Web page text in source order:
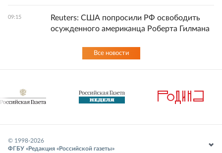
09:15
Reuters: США попросили РФ освободить
осужденного американца Роберта Гилмана
Все новости
© 1998-2026
ФГБУ «Редакция «Российской газеты»